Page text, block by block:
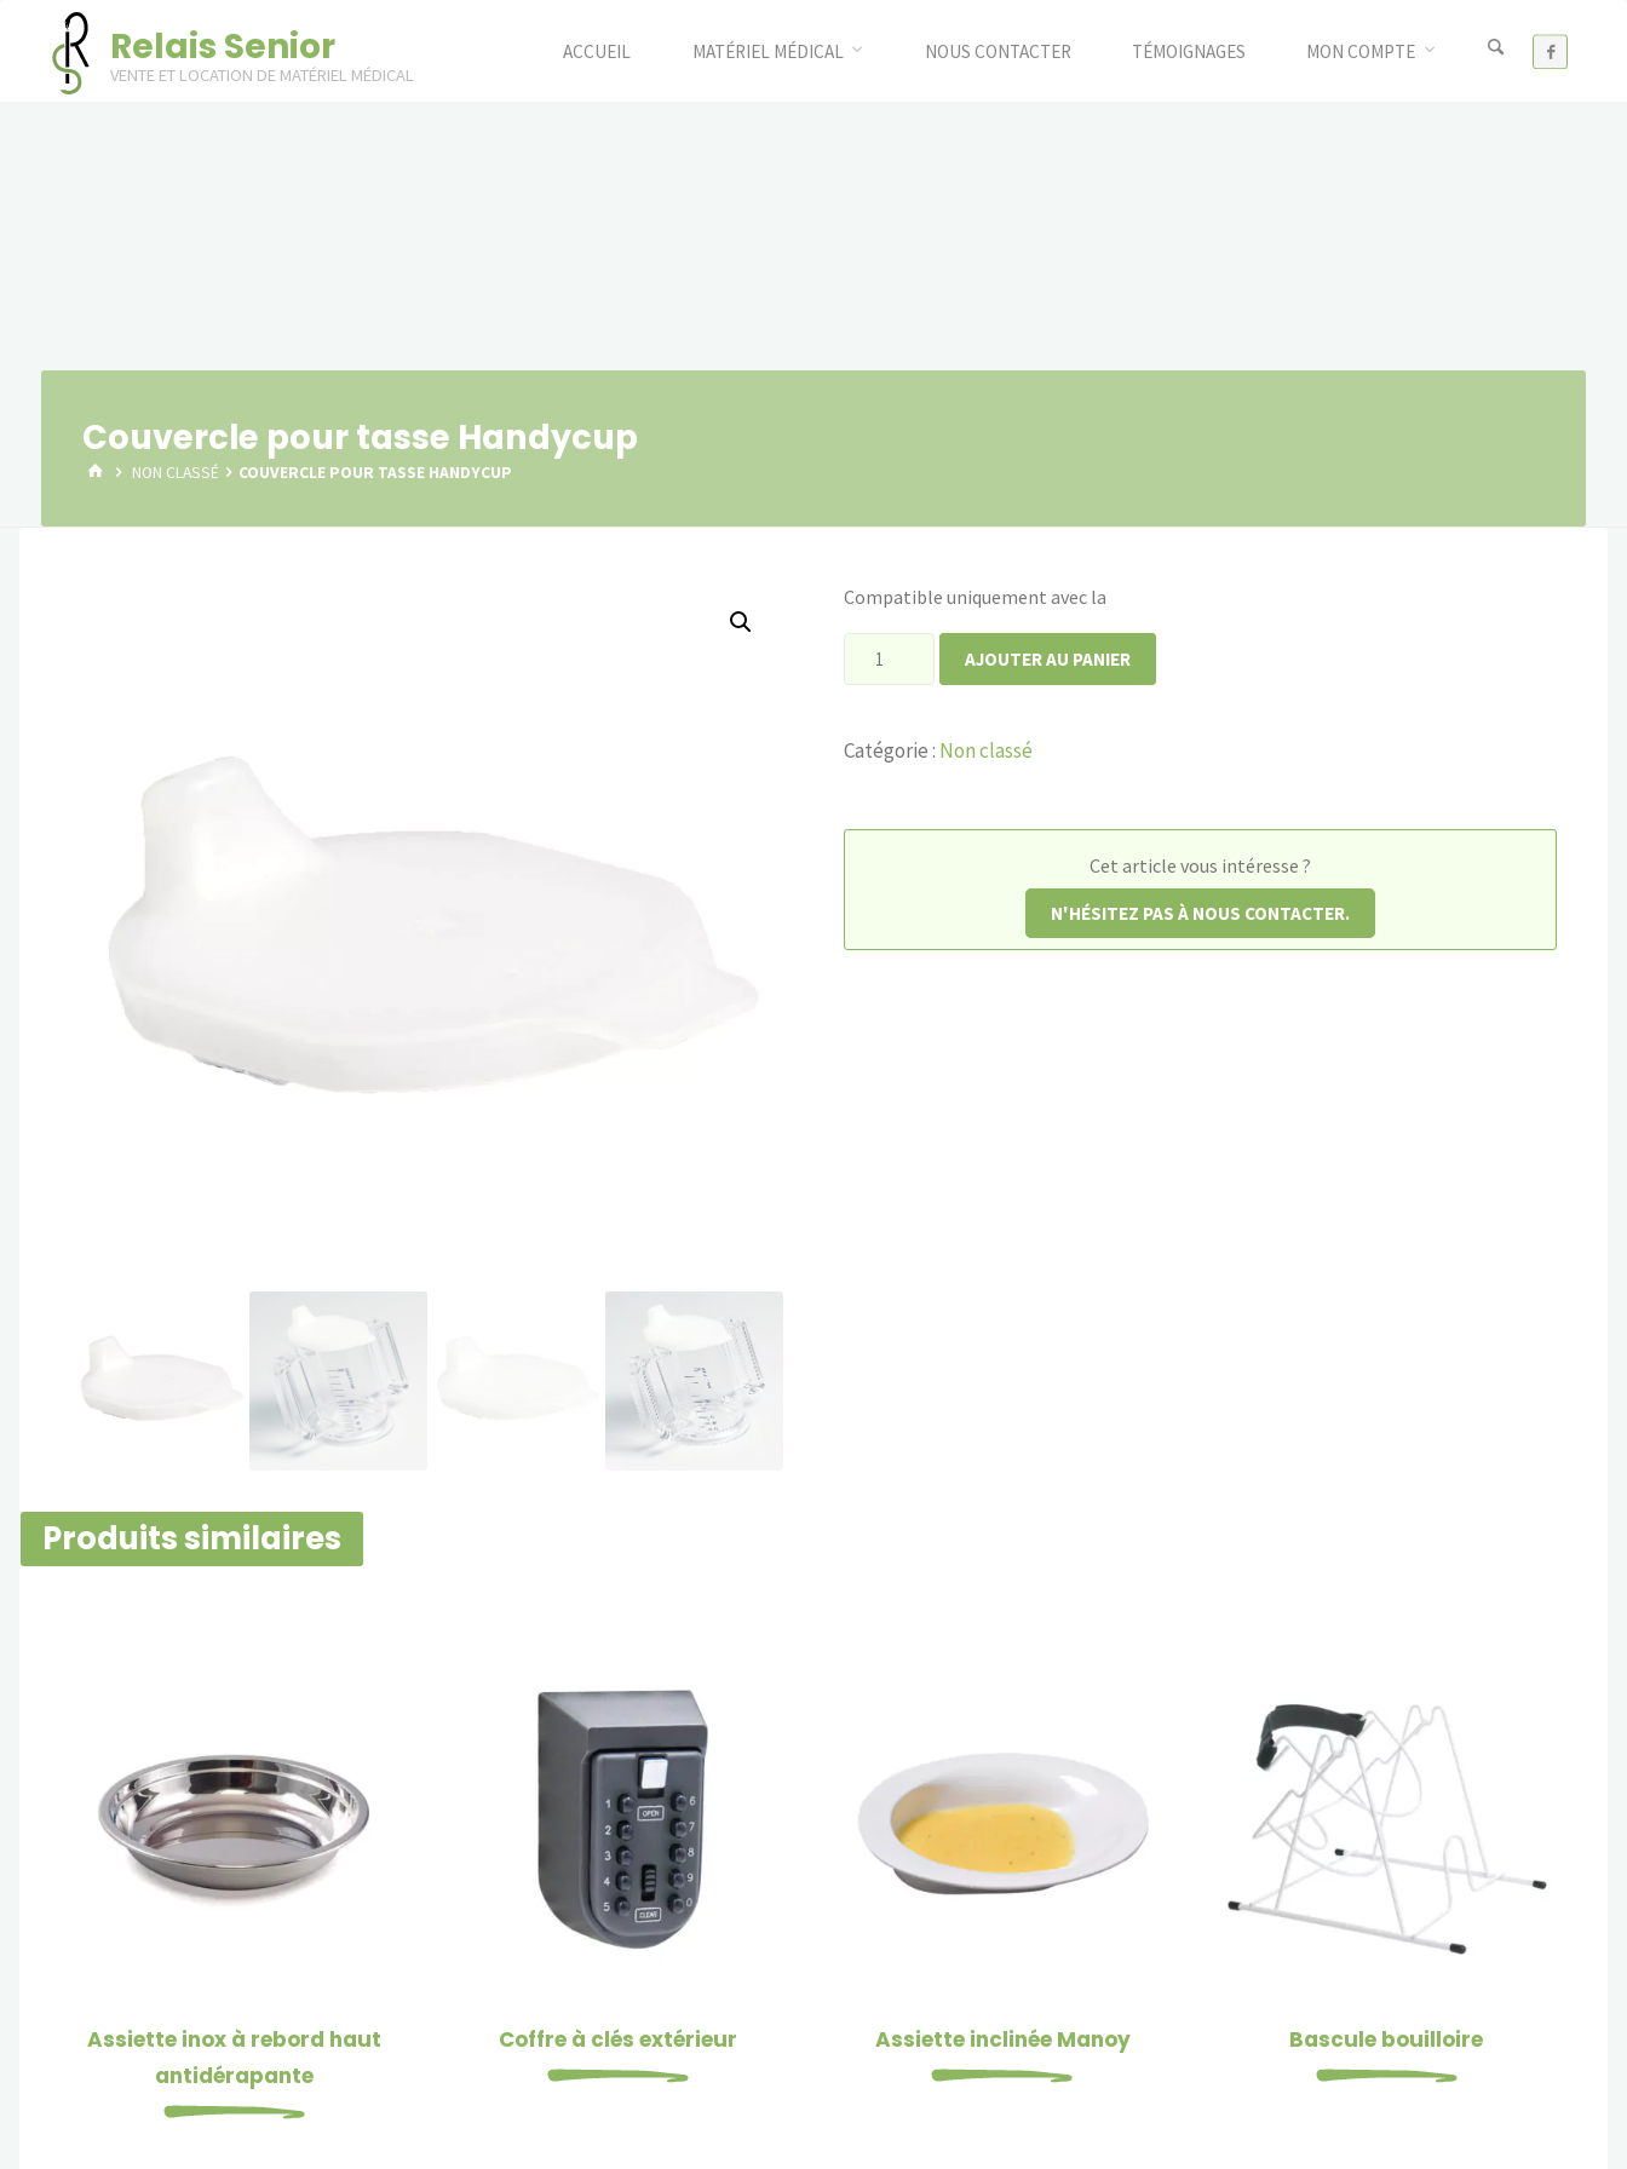
content
Relais Senior
VENTE ET LOCATION DE MATÉRIEL MÉDICAL
ACCUEIL MATÉRIEL MÉDICAL NOUS CONTACTER TÉMOIGNAGES MON COMPTE
Couvercle pour tasse Handycup
HOMENON CLASSÉ COUVERCLE POUR TASSE HANDYCUP
Compatible uniquement avec la
quantité
pour
Handycup
AJOUTER AU PANIER
Catégorie : Non classé
Cet article vous intéresse ?
N'HÉSITEZ PAS À NOUS CONTACTER.
Produits similaires
Assiette inox à rebord haut
antidérapante
Coffre à clés extérieur Assiette inclinée Manoy Bascule bouilloire